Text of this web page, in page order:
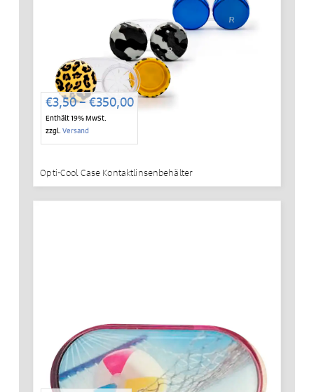
€3,50–€350,00Preisspanne:
€3,50
Enthält 19% MwSt.
zzgl. Versand
Opti-Cool Case Kontaktlinsenbehälter